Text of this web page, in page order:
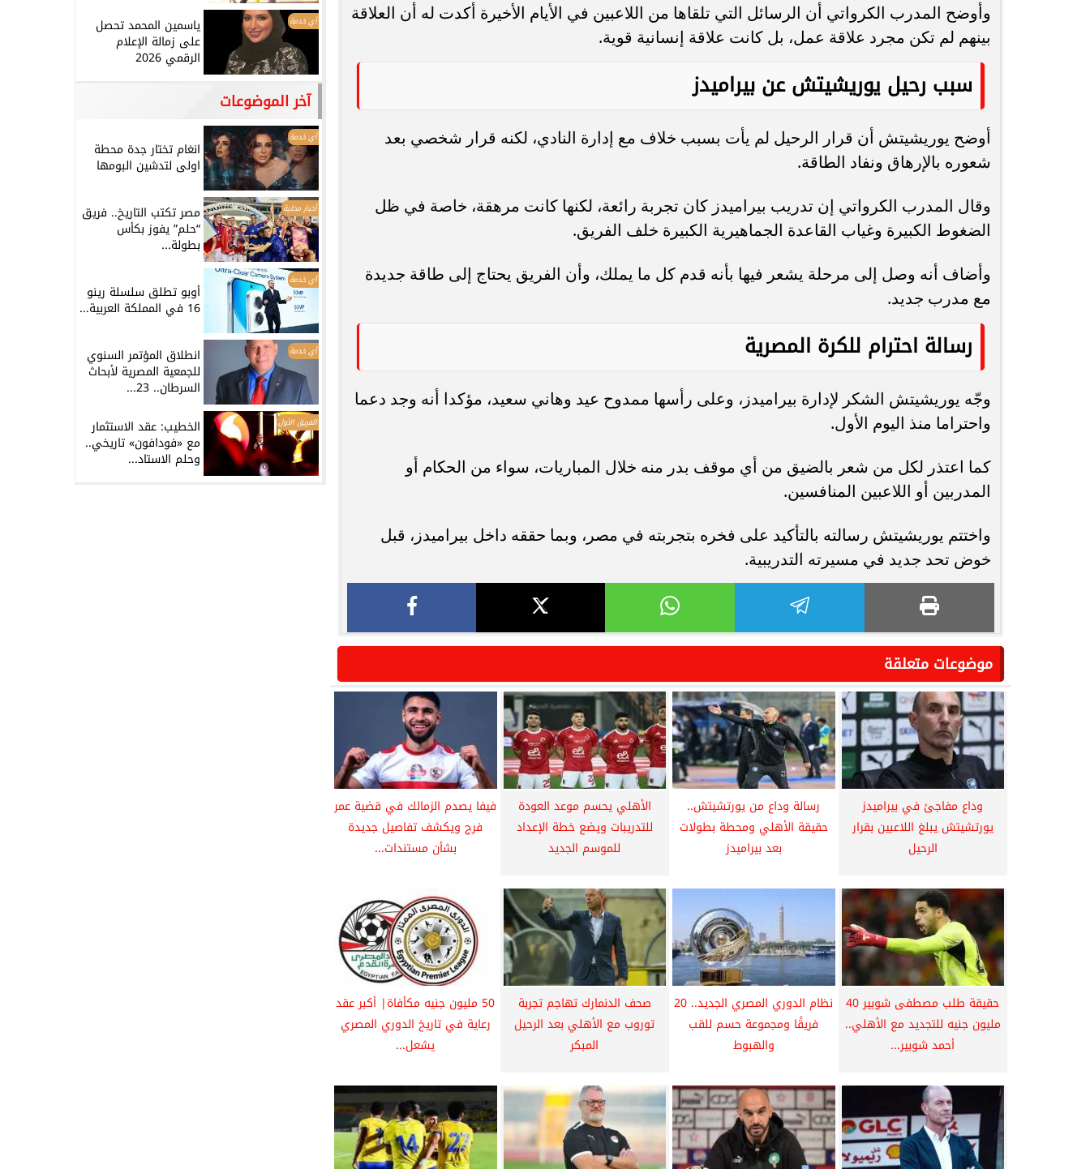
وأوضح المدرب الكرواتي أن الرسائل التي تلقاها من اللاعبين في الأيام الأخيرة أكدت له أن العلاقة
بينهم لم تكن مجرد علاقة عمل، بل كانت علاقة إنسانية قوية.
سبب رحيل يوريشيتش عن بيراميدز
أوضح يوريشيتش أن قرار الرحيل لم يأت بسبب خلاف مع إدارة النادي، لكنه قرار شخصي بعد
شعوره بالإرهاق ونفاد الطاقة.
وقال المدرب الكرواتي إن تدريب بيراميدز كان تجربة رائعة، لكنها كانت مرهقة، خاصة في ظل
الضغوط الكبيرة وغياب القاعدة الجماهيرية الكبيرة خلف الفريق.
وأضاف أنه وصل إلى مرحلة يشعر فيها بأنه قدم كل ما يملك، وأن الفريق يحتاج إلى طاقة جديدة
مع مدرب جديد.
رسالة احترام للكرة المصرية
وجّه يوريشيتش الشكر لإدارة بيراميدز، وعلى رأسها ممدوح عيد وهاني سعيد، مؤكدا أنه وجد دعما
واحتراما منذ اليوم الأول.
كما اعتذر لكل من شعر بالضيق من أي موقف بدر منه خلال المباريات، سواء من الحكام أو
المدربين أو اللاعبين المنافسين.
واختتم يوريشيتش رسالته بالتأكيد على فخره بتجربته في مصر، وبما حققه داخل بيراميدز، قبل
خوض تحد جديد في مسيرته التدريبية.
موضوعات متعلقة
وداع مفاجئ في بيراميدز
يورتشيتش يبلغ اللاعبين بقرار
الرحيل
رسالة وداع من يورتشيتش..
حقيقة الأهلي ومحطة بطولات
بعد بيراميدز
الأهلي يحسم موعد العودة
للتدريبات ويضع خطة الإعداد
للموسم الجديد
فيفا يصدم الزمالك في قضية عمر
فرج ويكشف تفاصيل جديدة
بشأن مستندات...
حقيقة طلب مصطفى شوبير 40
مليون جنيه للتجديد مع الأهلي..
أحمد شوبير...
نظام الدوري المصري الجديد.. 20
فريقًا ومجموعة حسم للقب
والهبوط
صحف الدنمارك تهاجم تجربة
توروب مع الأهلي بعد الرحيل
المبكر
50 مليون جنيه مكأفاة| أكبر عقد
رعاية في تاريخ الدوري المصري
يشعل...
أي خدمة ياسمين المحمد تحصل
على زمالة الإعلام
الرقمي 2026
آخر الموضوعات
أي خدمة
انغام تختار جدة محطة
اولى لتدشين البومها
أخبار محلية مصر تكتب التاريخ.. فريق
“حلم” يفوز بكأس
بطولة...
أي خدمة
أوبو تطلق سلسلة رينو
16 في المملكة العربية...
أي خدمة انطلاق المؤتمر السنوي
للجمعية المصرية لأبحاث
السرطان.. 23...
الفريق الأول الخطيب: عقد الاستثمار
مع «فودافون» تاريخي..
وحلم الاستاد...